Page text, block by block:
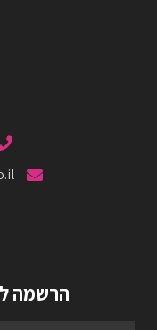
הרשמה